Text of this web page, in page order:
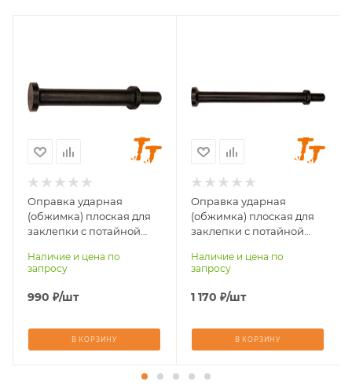
КМП-14,
КМП-14МЦ,
КМП-24,
Оправка ударная
(обжимка) плоская для
заклепки с потайной
клепальных молотков
КМП (d=25 мм, L=100 мм)
Наличие и цена по
запросу
990 ₽/шт
В КОРЗИНУ
КМП-14,
КМП-14МЦ,
Оправка ударная
(обжимка) плоская для
заклепки с потайной
клепальных молотков
КМП (d=25 мм, L=150 мм)
Наличие и цена по
запросу
1 170 ₽/шт
В КОРЗИНУ